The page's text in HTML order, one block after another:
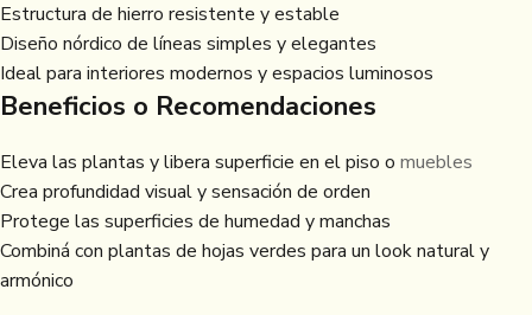
Estructura de hierro resistente y estable
Diseño nórdico de líneas simples y elegantes
Ideal para interiores modernos y espacios luminosos
Beneficios o Recomendaciones
Eleva las plantas y libera superficie en el piso o muebles
Crea profundidad visual y sensación de orden
Protege las superficies de humedad y manchas
Combiná con plantas de hojas verdes para un look natural y
armónico